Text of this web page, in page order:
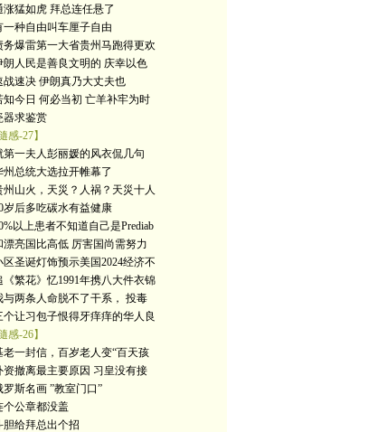
涨猛如虎 拜总连任悬了
一种自由叫车厘子自由
务爆雷第一大省贵州马跑得更欢
朗人民是善良文明的 庆幸以色
战速决 伊朗真乃大丈夫也
知今日 何必当初 亡羊补牢为时
器求鉴赏
感-27】
第一夫人彭丽媛的风衣侃几句
州总统大选拉开帷幕了
州山火，天災？人祸？天災十人
岁后多吃碳水有益健康
以上患者不知道自己是Prediab
漂亮国比高低 厉害国尚需努力
区圣诞灯饰预示美国2024经济不
《繁花》忆1991年携八大件衣锦
与两条人命脱不了干系， 投毒
个让习包子恨得牙痒痒的华人良
感-26】
老一封信，百岁老人变“百天孩
资撤离最主要原因 习皇没有接
罗斯名画 ”教室门口”
个公章都没盖
胆给拜总出个招